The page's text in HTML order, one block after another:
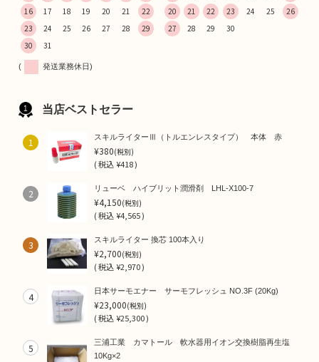
16
17 18 19 20 21
22
23
24 25 26 27 28
29
30
31
20
21 22 23 24 25
26
27
28 29 30
( 発送業務休日)
当店ベストセラー
1 スキルライターⅢ（トルエンレスタイプ） 本体 赤
¥380(税別)
(税込¥418 )
2 リューベ ハイブリット潤滑剤 LHL-X100-7
¥4,150(税別)
(税込¥4,565 )
3 スキルライター 換芯 100本入り
¥2,700(税別)
(税込¥2,970 )
4 日本サーモエナー サーモフレッシュ NO.3F (20Kg)
¥23,000(税別)
(税込¥25,300 )
5
三浦工業 カマトール 軟水器用イオン交換樹脂再生塩
10Kg×2